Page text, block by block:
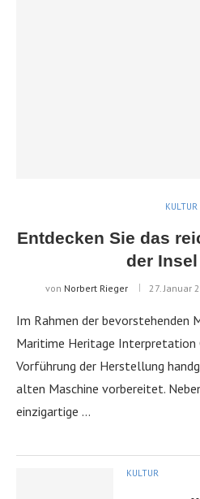
KULTUR
Entdecken Sie das
der
von Norbert Rieger 27. Januar
Im Rahmen der bevorstehenden
Maritime Heritage Interpretation
Vorführung der Herstellung
alten Maschine vorbereitet.
einzigartige …
KULTUR